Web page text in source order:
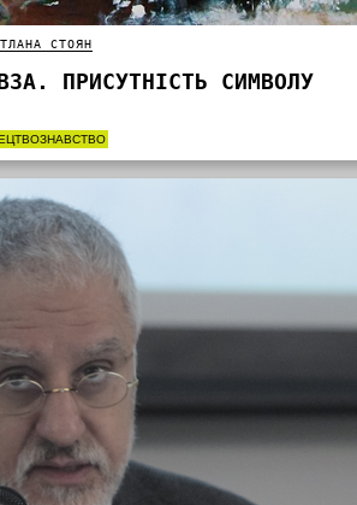
СТОЯН
ПРИСУТНІСТЬ СИМВОЛУ